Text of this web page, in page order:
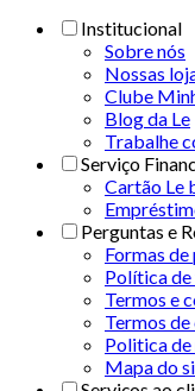
Institucional
Sobre nós
Nossas
Clube
Blog da Le
Trabalhe
Serviço
Cartão Le
Perguntas e
Formas
Política
Termos e
Termos
Politica
Mapa do